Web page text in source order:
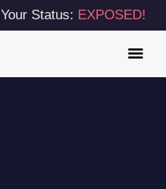
Your Status: EXPOSED!